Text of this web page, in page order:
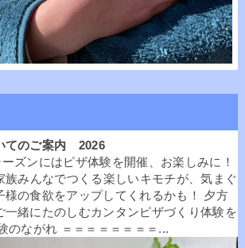
てのご案内 2026
ズンにはピザ体験を開催、お楽しみに！
族みんなでつくる楽しいキモチが、気まぐ
様の食欲をアップしてくれるかも！ 夕方
一緒にたのしむカンタンピザづくり体験を
のながれ ＝＝＝＝＝＝＝＝...